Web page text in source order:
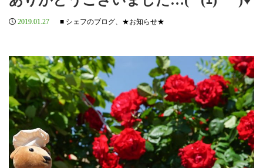
2019.01.27 ■ シェフのブログ、 ★お知らせ★